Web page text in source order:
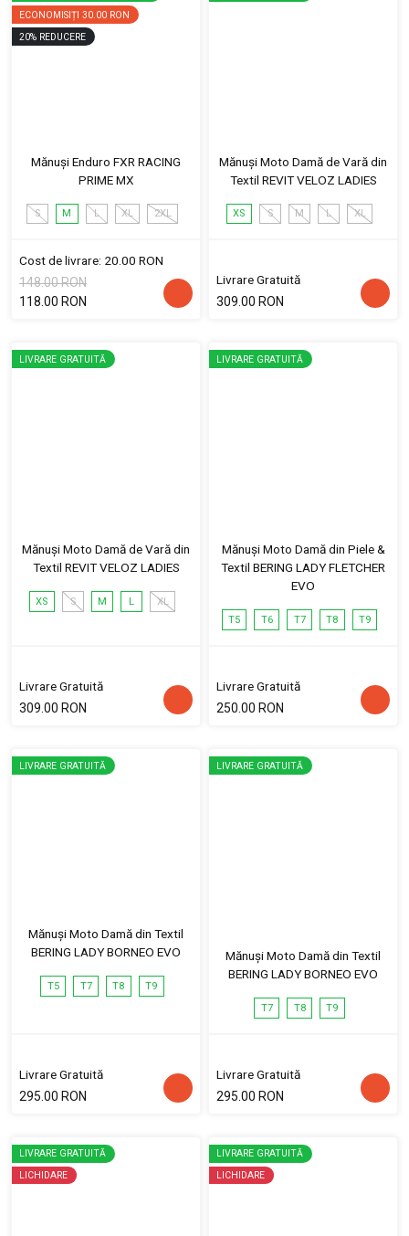
ECONOMISIȚI 30.00 RON
20% REDUCERE
Mănuși Enduro FXR RACING
PRIME MX
S M L XL 2XL
Cost de livrare: 20.00 RON
148.00 RON
118.00 RON
Mănuși Moto Damă de Vară din
Textil REVIT VELOZ LADIES
XS S M L XL
Livrare Gratuită
309.00 RON
LIVRARE GRATUITĂ
Mănuși Moto Damă de Vară din
Textil REVIT VELOZ LADIES
XS S M L XL
Livrare Gratuită
309.00 RON
LIVRARE GRATUITĂ
Mănuși Moto Damă din Piele &
Textil BERING LADY FLETCHER
EVO
T5 T6 T7 T8 T9
Livrare Gratuită
250.00 RON
LIVRARE GRATUITĂ
Mănuși Moto Damă din Textil
BERING LADY BORNEO EVO
T5 T7 T8 T9
Livrare Gratuită
295.00 RON
LIVRARE GRATUITĂ
Mănuși Moto Damă din Textil
BERING LADY BORNEO EVO
T7 T8 T9
Livrare Gratuită
295.00 RON
LIVRARE GRATUITĂ
LICHIDARE
LIVRARE GRATUITĂ
LICHIDARE